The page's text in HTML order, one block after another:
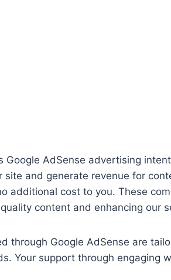
Google AdSense advertising
and generate revenue for
additional cost to you. These
content and enhancing our
through Google AdSense are
Your support through